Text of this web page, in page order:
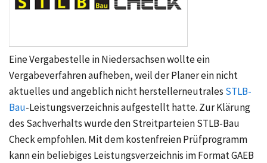
Eine Vergabestelle in Niedersachsen wollte ein
Vergabeverfahren aufheben, weil der Planer ein nicht
aktuelles und angeblich nicht herstellerneutrales STLB-
Bau-Leistungsverzeichnis aufgestellt hatte. Zur Klärung
des Sachverhalts wurde den Streitparteien STLB-Bau
Check empfohlen. Mit dem kostenfreien Prüfprogramm
kann ein beliebiges Leistungsverzeichnis im Format GAEB